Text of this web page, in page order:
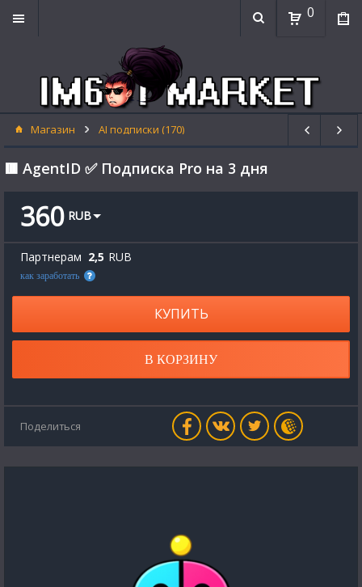
0
Магазин AI подписки (170)
🟥 AgentID ✅ Подписка Pro на 3 дня
360 RUB
Партнерам 2,5 RUB
как заработать
КУПИТЬ
В КОРЗИНУ
Поделиться